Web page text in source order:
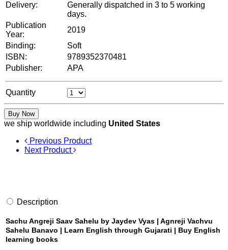
Delivery:
Generally dispatched in 3 to 5 working
days.
Publication
Year:
2019
Binding:
Soft
ISBN:
9789352370481
Publisher:
APA
Quantity
Buy Now
we ship worldwide including United States
Previous Product
Next Product
Description
Sachu Angreji Saav Sahelu by Jaydev Vyas | Agnreji Vachvu
Sahelu Banavo | Learn English through Gujarati | Buy English
learning books